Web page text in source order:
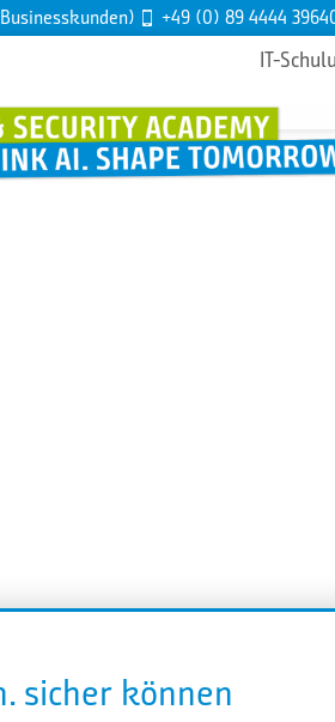
+49 (0) 89 4444
IT-
sicher können